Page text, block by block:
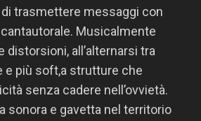
di trasmettere messaggi con
Musicalmente
distorsioni, all’alternarsi tra
e più soft,a strutture che
senza cadere nell’ovvietà.
sonora e gavetta nel territorio